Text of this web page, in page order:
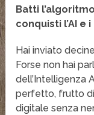
Batti
conquisti l’AI e
Hai inviato
Forse non hai
dell’Intelligenza
perfetto, frutto
digitale senza